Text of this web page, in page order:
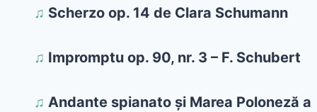
♫ Scherzo op. 14 de Clara Schumann
♫ Impromptu op. 90, nr. 3 – F. Schubert
♫ Andante spianato și Marea Poloneză a